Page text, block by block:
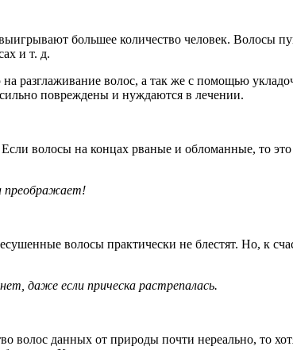
большее количество человек. Волосы
и т. д.
разглаживание волос, а так же с помощью
повреждены и нуждаются в лечении.
волосы на концах рваные и обломанные, то
преображает!
волосы практически не блестят. Но, к
даже если прическа растрепалась.
волос данных от природы почти нереально, то